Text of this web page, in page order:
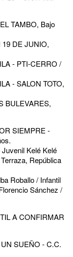
TAMBO, Bajo
DE JUNIO,
- PTI-CERRO /
- SALON TOTO,
BULEVARES,
SIEMPRE -
Kelé Kelé
República
Roballo / Infantil
Sánchez /
A CONFIRMAR
SUEÑO - C.C.